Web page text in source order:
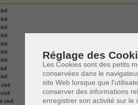
Réglage des
Les Cookies sont des petits
conservées dans le
site Web lorsque que
conserver des informations
enregistrer son activité sur le
civil
civil